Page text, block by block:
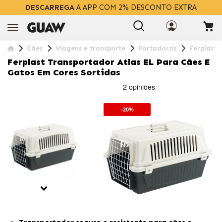
DESCARREGAA APP COM 2% DESCONTO EXTRA
Cães Viagens e transporte Portadoras Ferplast
Ferplast Transportador Atlas EL Para Cães E
Gatos Em Cores Sortidas
-20%